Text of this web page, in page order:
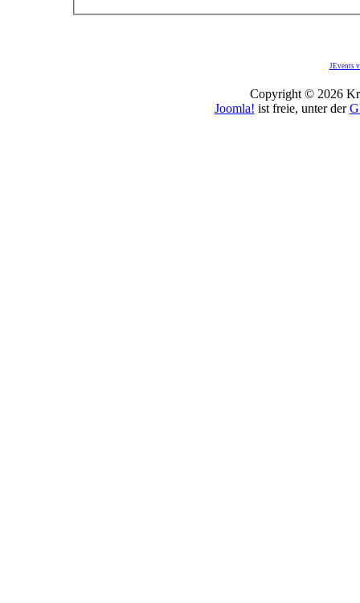
JEvents
Copyright © 2026
Joomla! ist freie, unter der